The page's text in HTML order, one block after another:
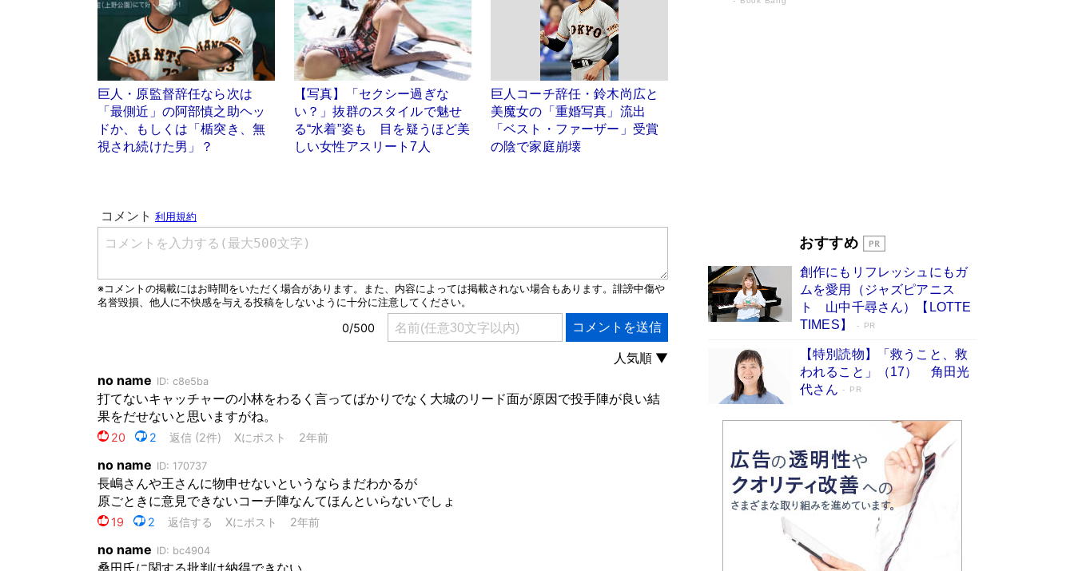
巨人・原監督辞任なら次は
「最側近」の阿部慎之助ヘッ
ドか、もしくは「楯突き、無
視され続けた男」？
【写真】「セクシー過ぎな
い？」抜群のスタイルで魅せ
る“水着”姿も 目を疑うほど美
しい女性アスリート7人
巨人コーチ辞任・鈴木尚広と
美魔女の「重婚写真」流出
「ベスト・ファーザー」受賞
の陰で家庭崩壊
開発への関心を押し上げた18年の物語に幕 特装
Book Bang
友近氏、絶賛！ 鎌倉を舞台に、孤独を抱えた
人々が新たな一歩を踏み出す連作短篇集『海のほ
とりのプラネット』試し読み
おすすめ
創作にもリフレッシュにもガ
ムを愛用（ジャズピアニス
ト 山中千尋さん）【LOTTE
TIMES】
PR
【特別読物】「救うこと、救
われること」（17） 角田光
代さん
PR